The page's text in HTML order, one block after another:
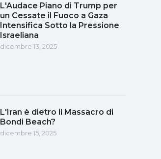
L'Audace Piano di Trump per
un Cessate il Fuoco a Gaza
Intensifica Sotto la Pressione
Israeliana
dicembre 13, 2025
L'Iran è dietro il Massacro di
Bondi Beach?
dicembre 15, 2025